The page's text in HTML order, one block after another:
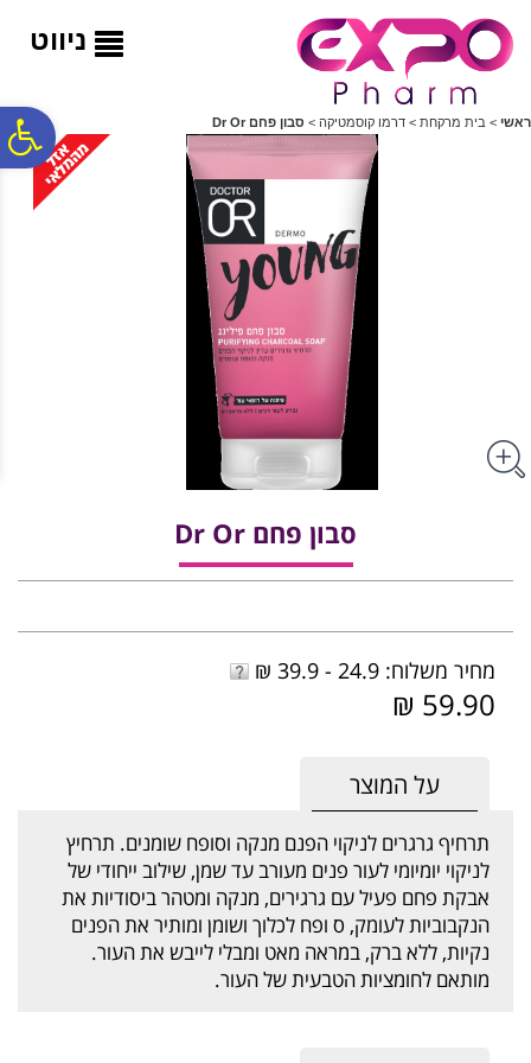
ניווט
ראשי > בית מרקחת > דרמו קוסמטיקה > סבון פחם Dr Or
סבון פחם Dr Or
מחיר משלוח: 24.9 - 39.9 ₪
59.90 ₪
על המוצר
תרחיף גרגרים לניקוי הפנם מנקה וסופח שומנים. תרחיץ
לניקוי יומיומי לעור פנים מעורב עד שמן, שילוב ייחודי של
אבקת פחם פעיל עם גרגירים, מנקה ומטהר ביסודיות את
הנקבוביות לעומק, ס ופח לכלוך ושומן ומותיר את הפנים
נקיות, ללא ברק, במראה מאט ומבלי לייבש את העור.
מותאם לחומציות הטבעית של העור.